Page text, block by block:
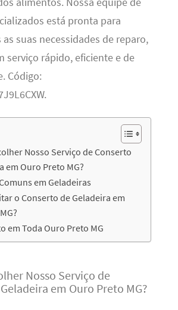
está pronta para
suas necessidades de reparo,
serviço rápido, eficiente e de
Código:
Nosso Serviço de Conserto
em Ouro Preto MG?
em Geladeiras
o Conserto de Geladeira em
em Toda Ouro Preto MG
Nosso Serviço de
em Ouro Preto MG?